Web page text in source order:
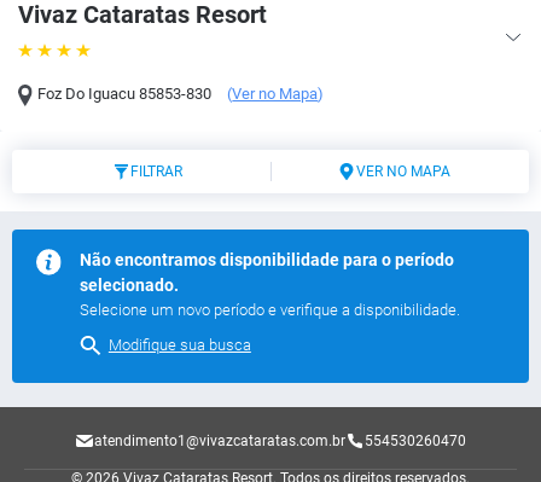
Vivaz Cataratas Resort
Foz Do Iguacu 85853-830 (Ver no Mapa)
FILTRAR VER NO MAPA
Não encontramos disponibilidade para o período
selecionado.
Selecione um novo período e verifique a disponibilidade.
Modifique sua busca
atendimento1@vivazcataratas.com.br 554530260470
© 2026 Vivaz Cataratas Resort. Todos os direitos reservados.